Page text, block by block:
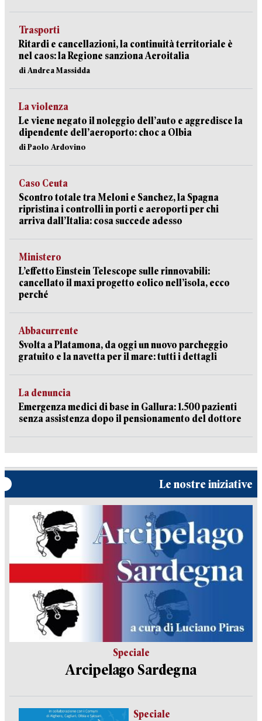
Trasporti
Ritardi e cancellazioni, la continuità territoriale è
nel caos: la Regione sanziona Aeroitalia
di Andrea Massidda
La violenza
Le viene negato il noleggio dell’auto e aggredisce la
dipendente dell’aeroporto: choc a Olbia
di Paolo Ardovino
Caso Ceuta
Scontro totale tra Meloni e Sanchez, la Spagna
ripristina i controlli in porti e aeroporti per chi
arriva dall’Italia: cosa succede adesso
Ministero
L’effetto Einstein Telescope sulle rinnovabili:
cancellato il maxi progetto eolico nell’isola, ecco
perché
Abbacurrente
Svolta a Platamona, da oggi un nuovo parcheggio
gratuito e la navetta per il mare: tutti i dettagli
La denuncia
Emergenza medici di base in Gallura: 1.500 pazienti
senza assistenza dopo il pensionamento del dottore
Le nostre iniziative
Speciale
Arcipelago Sardegna
Speciale